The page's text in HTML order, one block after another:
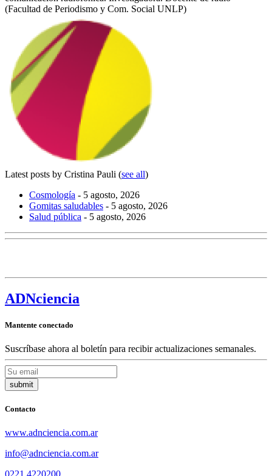
(Facultad de Periodismo y Com. Social UNLP)
Latest posts by Cristina Pauli (see all)
Cosmología - 5 agosto, 2026
Gomitas saludables - 5 agosto, 2026
Salud pública - 5 agosto, 2026
ADNciencia
Mantente conectado
Suscríbase ahora al boletín para recibir actualizaciones semanales.
Contacto
www.adnciencia.com.ar
info@adnciencia.com.ar